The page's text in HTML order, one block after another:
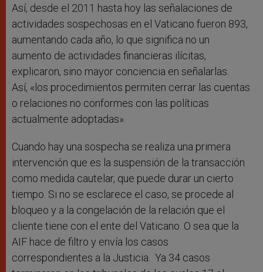
Así, desde el 2011 hasta hoy las señalaciones de
actividades sospechosas en el Vaticano fueron 893,
aumentando cada año, lo que significa no un
aumento de actividades financieras ilícitas,
explicaron, sino mayor conciencia en señalarlas.
Así, «los procedimientos permiten cerrar las cuentas
o relaciones no conformes con las políticas
actualmente adoptadas».
Cuando hay una sospecha se realiza una primera
intervención que es la suspensión de la transacción
como medida cautelar, que puede durar un cierto
tiempo. Si no se esclarece el caso, se procede al
bloqueo y a la congelación de la relación que el
cliente tiene con el ente del Vaticano. O sea que la
AIF hace de filtro y envía los casos
correspondientes a la Justicia. Ya 34 casos